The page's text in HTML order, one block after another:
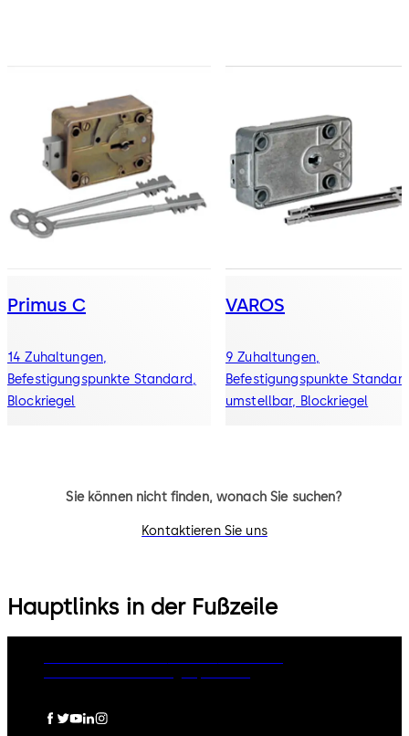
Primus C
14 Zuhaltungen,
Befestigungspunkte Standard,
Blockriegel
VAROS
9 Zuhaltungen,
Befestigungspunkte
umstellbar, Blockriegel
Sie können nicht finden, wonach Sie suchen?
Kontaktieren Sie uns
Hauptlinks in der Fußzeile